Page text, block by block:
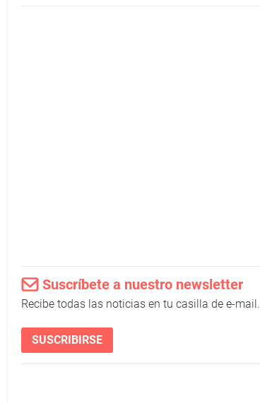
Suscríbete a nuestro newsletter
Recibe todas las noticias en tu casilla de e-mail.
SUSCRIBIRSE